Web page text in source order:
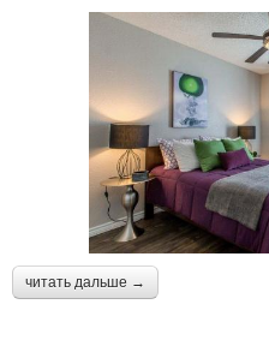
читать дальше →